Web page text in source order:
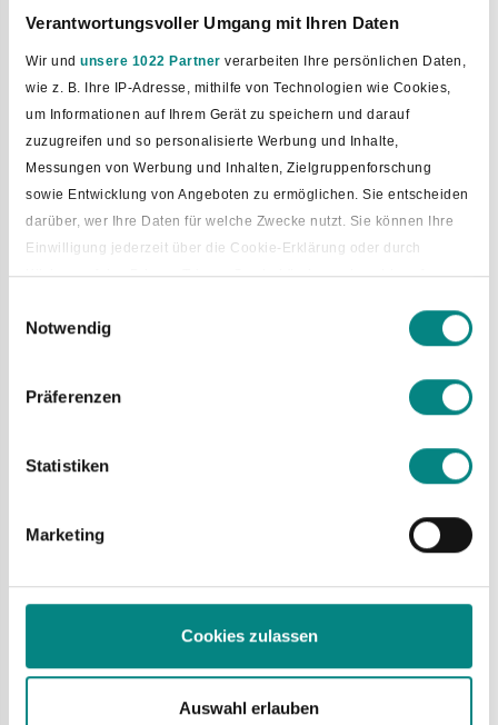
Verantwortungsvoller Umgang mit Ihren Daten
Wir und unsere 1022 Partner verarbeiten Ihre persönlichen Daten,
wie z. B. Ihre IP-Adresse, mithilfe von Technologien wie Cookies,
um Informationen auf Ihrem Gerät zu speichern und darauf
zuzugreifen und so personalisierte Werbung und Inhalte,
Messungen von Werbung und Inhalten, Zielgruppenforschung
sowie Entwicklung von Angeboten zu ermöglichen. Sie entscheiden
darüber, wer Ihre Daten für welche Zwecke nutzt. Sie können Ihre
Einwilligung jederzeit über die Cookie-Erklärung oder durch
Klicken auf das Privacy Trigger Symbol ändern oder widerrufen
Wenn Sie es erlauben, würden wir auch gerne:
Erfahren Sie mehr darüber, wie Ihre persönlichen Daten verarbeitet
Notwendig
Präferenzen
Statistiken
Marketing
Cookies zulassen
Auswahl erlauben
Julia Scheiper-Uhlmann
Winkelsettener
Ring 11
297019
Massage-Praxis Reinhard
Scheiper
Versmolder
Straße 3
7887
Eva Hüser Physio-Therapie
Kesselstraße
1A
05424
8042890
Physio-Therapie Wesselkock
Bielefelder
Straße 30
05424
3965898
05424
803073
SoleVital
05424
291144
Physio Bad Laer Jochen Bürgener
05424
7447
Apotheken
Thieplatz
3
2264940